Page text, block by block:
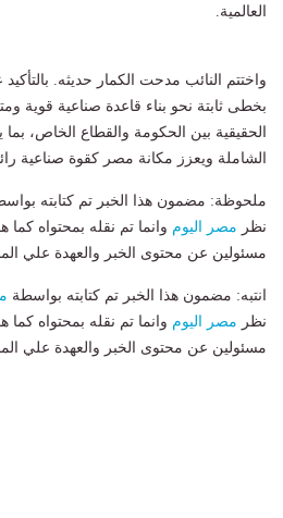
العالمية.
واختتم النائب مدحت الكمار حديثه.
بخطى ثابتة نحو بناء قاعدة صناعية قوية
الحقيقية بين الحكومة والقطاع الخاص، بما
الشاملة ويعزز مكانة مصر كقوة صناعية
ملحوظة: مضمون هذا الخبر تم كتابته
نظر مصر اليوم وانما تم نقله بمحتواه كما
مسئولين عن محتوى الخبر والعهدة علي
انتبه: مضمون هذا الخبر تم كتابته بواسطة
نظر مصر اليوم وانما تم نقله بمحتواه كما
مسئولين عن محتوى الخبر والعهدة علي